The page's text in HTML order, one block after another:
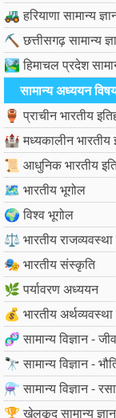
🚜 हरियाणा सामान्य
⛏️ छत्तीसगढ़ सामान्य
🏞️ हिमाचल प्रदेश
सामान्य अध्ययन
🏺 प्राचीन भारतीय
🏰 मध्यकालीन भारतीय
📜 आधुनिक भारतीय
🗺️ भारतीय भूगोल
🌍 विश्व भूगोल
⚖️ भारतीय राजव्यवस्था
🎭 भारतीय संस्कृति
🌿 पर्यावरण अध्ययन
💰 भारतीय अर्थव्यवस्था
🧬 सामान्य विज्ञान -
🔭 सामान्य विज्ञान -
⚗️ सामान्य विज्ञान -
🏆 खेलकूद सामान्य ज्ञान